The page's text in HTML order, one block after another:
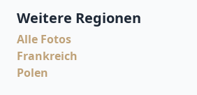
Weitere Regionen
Alle Fotos
Frankreich
Polen